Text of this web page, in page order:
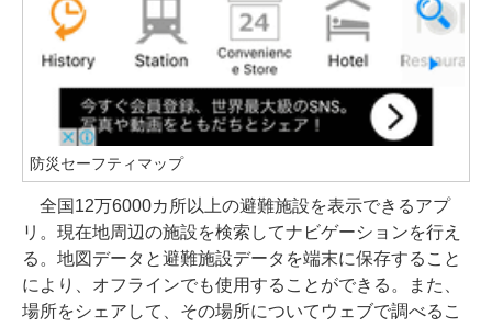
防災セーフティマップ
全国12万6000カ所以上の避難施設を表示できるアプ
リ。現在地周辺の施設を検索してナビゲーションを行え
る。地図データと避難施設データを端末に保存すること
により、オフラインでも使用することができる。また、
場所をシェアして、その場所についてウェブで調べるこ